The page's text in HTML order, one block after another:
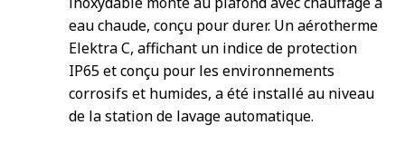
eau chaude, conçu pour durer. Un aérotherme
Elektra C, affichant un indice de protection
IP65 et conçu pour les environnements
corrosifs et humides, a été installé au niveau
de la station de lavage automatique.